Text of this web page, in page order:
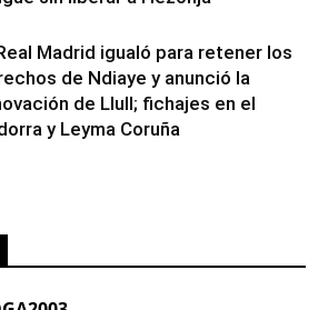
Madrid igualó para retener los
de Ndiaye y anunció la
de Llull; fichajes en el
y Leyma Coruña